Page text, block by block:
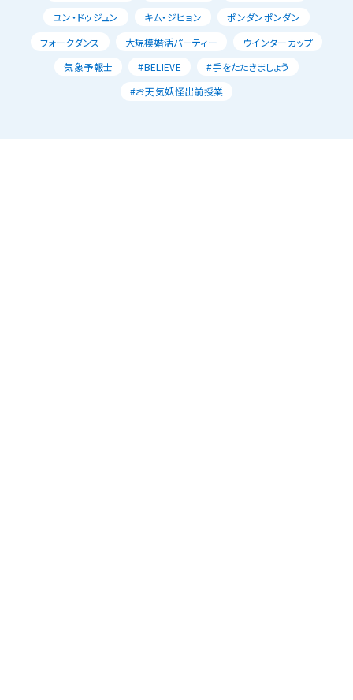
ユン・ドゥジュン
キム・ジヒョン
ポンダンポンダン
フォークダンス
大規模婚活パーティー
ウインターカップ
気象予報士
#BELIEVE
#手をたたきましょう
#お天気妖怪出前授業